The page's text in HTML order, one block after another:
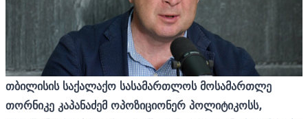
თბილისის საქალაქო სასამართლოს მოსამართლე
თორნიკე კაპანაძემ ოპოზიციონერ პოლიტიკოსს,